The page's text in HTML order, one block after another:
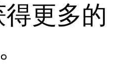
更多的